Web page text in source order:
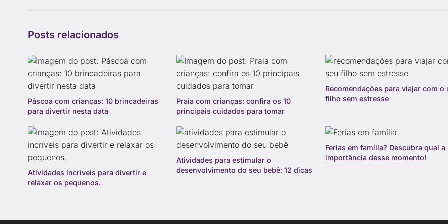
Posts relacionados
Páscoa com crianças: 10 brincadeiras
para divertir nesta data
Praia com crianças: confira os 10
principais cuidados para tomar
Recomendações para viajar com o
filho sem estresse
Atividades incríveis para divertir e
relaxar os pequenos.
Atividades para estimular o
desenvolvimento do seu bebê: 12 dicas
Férias em família? Descubra qual a
importância desse momento!